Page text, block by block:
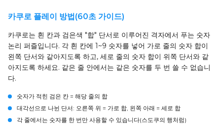
카쿠로 플레이 방법(60초 가이드)
카쿠로는 흰 칸과 검은색 "합" 단서로 이루어진 격자에서 푸는 숫자
논리 퍼즐입니다. 각 흰 칸에 1~9 숫자를 넣어 가로 줄의 숫자 합이
왼쪽 단서와 같아지도록 하고, 세로 줄의 숫자 합이 위쪽 단서와 같
아지도록 하세요. 같은 줄 안에서는 같은 숫자를 두 번 쓸 수 없습니
다.
숫자가 적힌 검은 칸 = 해당 줄의 합
대각선으로 나뉜 단서: 오른쪽 위 = 가로 합, 왼쪽 아래 = 세로 합
각 줄에서는 숫자를 한 번만 사용할 수 있습니다(스도쿠의 행처럼)